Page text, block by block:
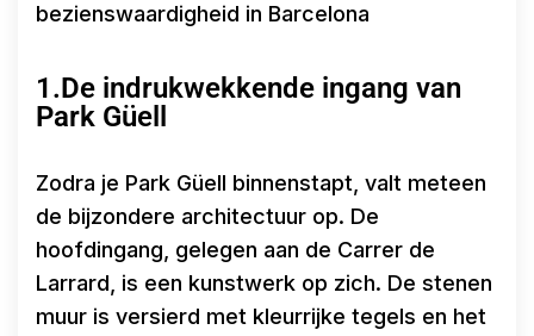
bezienswaardigheid in Barcelona
1.De indrukwekkende ingang van
Park Güell
Zodra je Park Güell binnenstapt, valt meteen
de bijzondere architectuur op. De
hoofdingang, gelegen aan de Carrer de
Larrard, is een kunstwerk op zich. De stenen
muur is versierd met kleurrijke tegels en het